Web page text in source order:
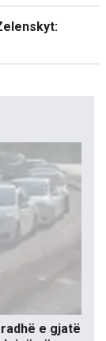
e gjatë